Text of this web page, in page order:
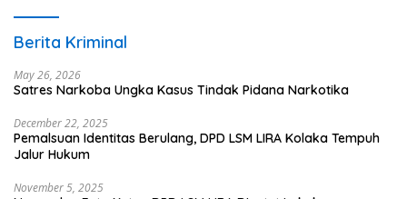
Berita Kriminal
May 26, 2026
Satres Narkoba Ungka Kasus Tindak Pidana Narkotika
December 22, 2025
Pemalsuan Identitas Berulang, DPD LSM LIRA Kolaka Tempuh
Jalur Hukum
November 5, 2025